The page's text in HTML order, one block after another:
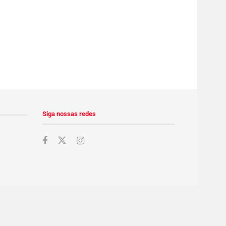
Siga nossas redes